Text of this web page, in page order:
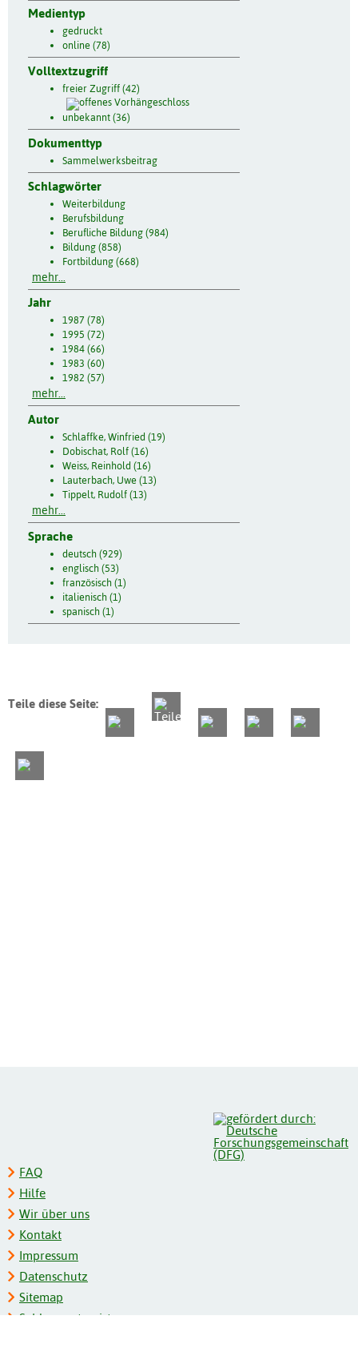
Medientyp
gedruckt
online (78)
Volltextzugriff
freier Zugriff (42)
unbekannt (36)
Dokumenttyp
Sammelwerksbeitrag
Schlagwörter
Weiterbildung
Berufsbildung
Berufliche Bildung (984)
Bildung (858)
Fortbildung (668)
mehr...
Jahr
1987 (78)
1995 (72)
1984 (66)
1983 (60)
1982 (57)
mehr...
Autor
Schlaffke, Winfried (19)
Dobischat, Rolf (16)
Weiss, Reinhold (16)
Lauterbach, Uwe (13)
Tippelt, Rudolf (13)
mehr...
Sprache
deutsch (929)
englisch (53)
französisch (1)
italienisch (1)
spanisch (1)
Teile diese Seite:
FAQ
Hilfe
Wir über uns
Kontakt
Impressum
Datenschutz
Sitemap
Schlagwortregister